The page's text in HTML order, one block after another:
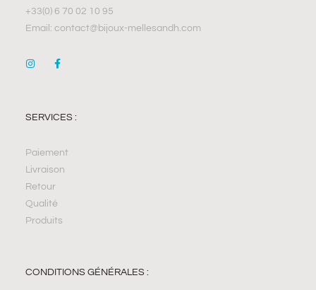
+33(0) 6 70 02 10 95
Email: contact@bijoux-mellesandh.com
SERVICES :
Paiement
Livraison
Retour
Qualité
Produits
CONDITIONS GÉNÉRALES :